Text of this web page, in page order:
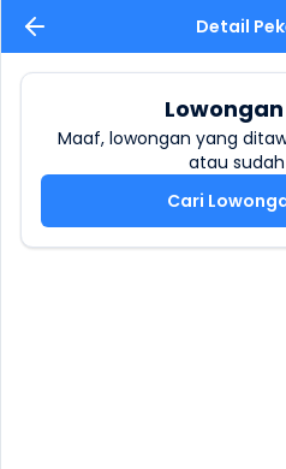
Detail
Maaf, lowongan yang
atau
Cari